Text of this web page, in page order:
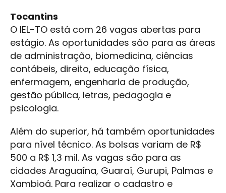
Tocantins
O IEL-TO está com 26 vagas abertas para
estágio. As oportunidades são para as áreas
de administração, biomedicina, ciências
contábeis, direito, educação física,
enfermagem, engenharia de produção,
gestão pública, letras, pedagogia e
psicologia.
Além do superior, há também oportunidades
para nível técnico. As bolsas variam de R$
500 a R$ 1,3 mil. As vagas são para as
cidades Araguaína, Guaraí, Gurupi, Palmas e
Xambioá. Para realizar o cadastro e